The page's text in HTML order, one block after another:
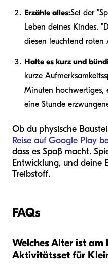
Erzähle alles:Sei der
Leben deines Kindes.
diesen leuchtend roten
Halte es kurz und
kurze
Minuten hochwertiges,
eine Stunde
Ob du physische
Reise auf Google Play
dass es Spaß macht.
Entwicklung, und deine
Treibstoff.
FAQs
Welches Alter ist am
Aktivitätsset für